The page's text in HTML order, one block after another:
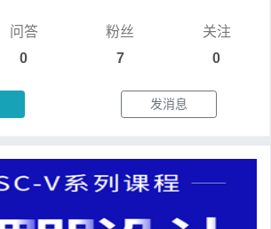
问答
0
粉丝
7
关注
0
发消息